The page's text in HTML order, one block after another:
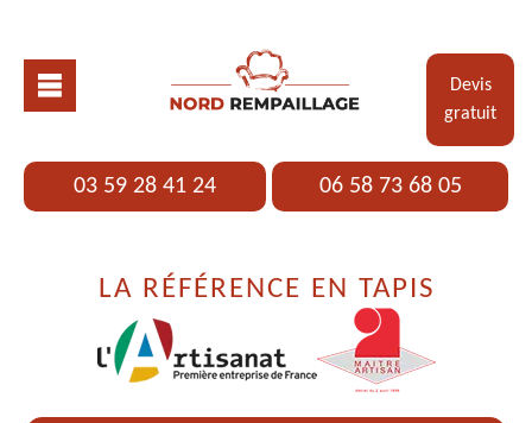
Devis
gratuit
03 59 28 41 24 06 58 73 68 05
LA RÉFÉRENCE EN TAPIS